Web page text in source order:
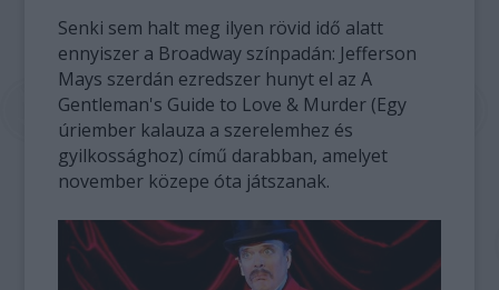
Senki sem halt meg ilyen rövid idő alatt
ennyiszer a Broadway színpadán: Jefferson
Mays szerdán ezredszer hunyt el az A
Gentleman's Guide to Love & Murder (Egy
úriember kalauza a szerelemhez és
gyilkossághoz) című darabban, amelyet
november közepe óta játszanak.